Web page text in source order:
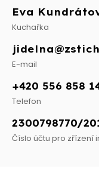
Eva
Kuchařka
E-mail
+420 556 858
Telefon
2300798770/
Číslo účtu pro zřízení